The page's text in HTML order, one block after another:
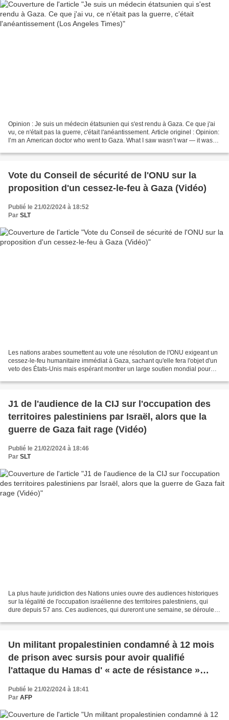
Opinion : Je suis un médecin étatsunien qui s'est rendu à Gaza. Ce que j'ai
vu, ce n'était pas la guerre, c'était l'anéantissement. Article originel : Opinion:
I’m an American doctor who went to Gaza. What I saw wasn’t war — it was
Vote du Conseil de sécurité de l'ONU sur la
proposition d'un cessez-le-feu à Gaza (Vidéo)
Publié le 21/02/2024 à 18:52
Par SLT
Les nations arabes soumettent au vote une résolution de l'ONU exigeant un
cessez-le-feu humanitaire immédiat à Gaza, sachant qu'elle fera l'objet d'un
veto des États-Unis mais espérant montrer un large soutien mondial pour
J1 de l'audience de la CIJ sur l'occupation des
territoires palestiniens par Israël, alors que la
guerre de Gaza fait rage (Vidéo)
Publié le 21/02/2024 à 18:46
Par SLT
La plus haute juridiction des Nations unies ouvre des audiences historiques
sur la légalité de l'occupation israélienne des territoires palestiniens, qui
dure depuis 57 ans. Ces audiences, qui dureront une semaine, se déroulent
Un militant propalestinien condamné à 12 mois
de prison avec sursis pour avoir qualifié
l'attaque du Hamas d' « acte de résistance »
(AFP)
Publié le 21/02/2024 à 18:41
Par AFP